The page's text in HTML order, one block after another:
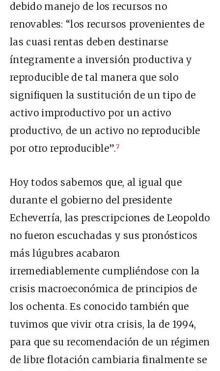
debido manejo de los recursos no
renovables: “los recursos provenientes de
las cuasi rentas deben destinarse
íntegramente a inversión productiva y
reproducible de tal manera que solo
signifiquen la sustitución de un tipo de
activo improductivo por un activo
productivo, de un activo no reproducible
por otro reproducible”.7
Hoy todos sabemos que, al igual que
durante el gobierno del presidente
Echeverría, las prescripciones de Leopoldo
no fueron escuchadas y sus pronósticos
más lúgubres acabaron
irremediablemente cumpliéndose con la
crisis macroeconómica de principios de
los ochenta. Es conocido también que
tuvimos que vivir otra crisis, la de 1994,
para que su recomendación de un régimen
de libre flotación cambiaria finalmente se